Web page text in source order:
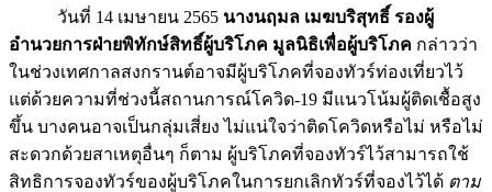
วันที่ 14 เมษายน 2565 นางนฤมล เมฆบริสุทธิ์ รองผู้
อำนวยการฝ่ายพิทักษ์สิทธิ์ผู้บริโภค มูลนิธิเพื่อผู้บริโภค กล่าวว่า
ในช่วงเทศกาลสงกรานต์อาจมีผู้บริโภคที่จองทัวร์ท่องเที่ยวไว้
แต่ด้วยความที่ช่วงนี้สถานการณ์โควิด-19 มีแนวโน้มผู้ติดเชื้อสูง
ขึ้น บางคนอาจเป็นกลุ่มเสี่ยง ไม่แน่ใจว่าติดโควิดหรือไม่ หรือไม่
สะดวกด้วยสาเหตุอื่นๆ ก็ตาม ผู้บริโภคที่จองทัวร์ไว้สามารถใช้
สิทธิการจองทัวร์ของผู้บริโภคในการยกเลิกทัวร์ที่จองไว้ได้ ตาม